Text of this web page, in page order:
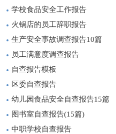
学校食品安全工作报告
火锅店的员工辞职报告
生产安全事故调查报告10篇
员工满意度调查报告
自查报告模板
区委自查报告
幼儿园食品安全自查报告15篇
图书室自查报告(15篇)
中职学校自查报告